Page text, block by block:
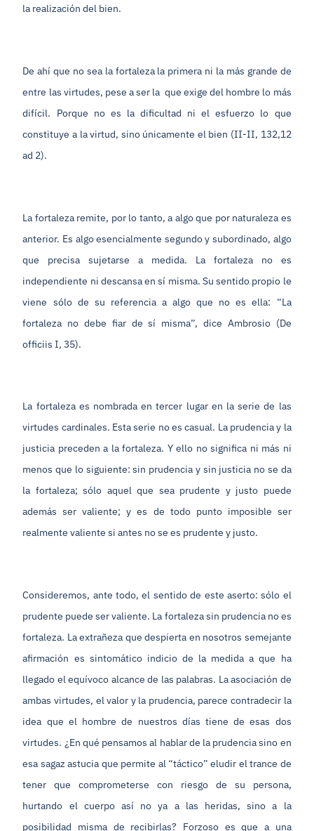
la realización del bien.
De ahí que no sea la fortaleza la primera ni la más grande de
entre las virtudes, pese a ser la que exige del hombre lo más
difícil. Porque no es la dificultad ni el esfuerzo lo que
constituye a la virtud, sino únicamente el bien (II-II, 132,12
ad 2).
La fortaleza remite, por lo tanto, a algo que por naturaleza es
anterior. Es algo esencialmente segundo y subordinado, algo
que precisa sujetarse a medida. La fortaleza no es
independiente ni descansa en sí misma. Su sentido propio le
viene sólo de su referencia a algo que no es ella: “La
fortaleza no debe fiar de sí misma”, dice Ambrosio (De
officiis I, 35).
La fortaleza es nombrada en tercer lugar en la serie de las
virtudes cardinales. Esta serie no es casual. La prudencia y la
justicia preceden a la fortaleza. Y ello no significa ni más ni
menos que lo siguiente: sin prudencia y sin justicia no se da
la fortaleza; sólo aquel que sea prudente y justo puede
además ser valiente; y es de todo punto imposible ser
realmente valiente si antes no se es prudente y justo.
Consideremos, ante todo, el sentido de este aserto: sólo el
prudente puede ser valiente. La fortaleza sin prudencia no es
fortaleza. La extrañeza que despierta en nosotros semejante
afirmación es sintomático indicio de la medida a que ha
llegado el equívoco alcance de las palabras. La asociación de
ambas virtudes, el valor y la prudencia, parece contradecir la
idea que el hombre de nuestros días tiene de esas dos
virtudes. ¿En qué pensamos al hablar de la prudencia sino en
esa sagaz astucia que permite al “táctico” eludir el trance de
tener que comprometerse con riesgo de su persona,
hurtando el cuerpo así no ya a las heridas, sino a la
posibilidad misma de recibirlas? Forzoso es que a una